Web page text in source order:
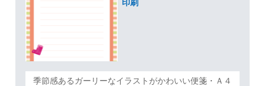
印刷
季節感あるガーリーなイラストがかわいい便箋・Ａ４